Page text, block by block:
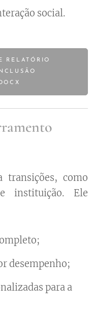
social.
RELATÓRIO
transições, como
instituição. Ele
desempenho;
para a